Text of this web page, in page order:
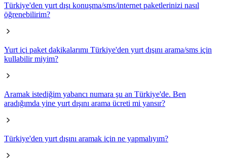
Türkiye'den yurt dışı konuşma/sms/internet paketlerinizi nasıl
öğrenebilirim?
Yurt içi paket dakikalarımı Türkiye'den yurt dışını arama/sms için
kullabilir miyim?
Aramak istediğim yabancı numara şu an Türkiye'de. Ben
aradığımda yine yurt dışını arama ücreti mi yansır?
Türkiye'den yurt dışını aramak için ne yapmalıyım?